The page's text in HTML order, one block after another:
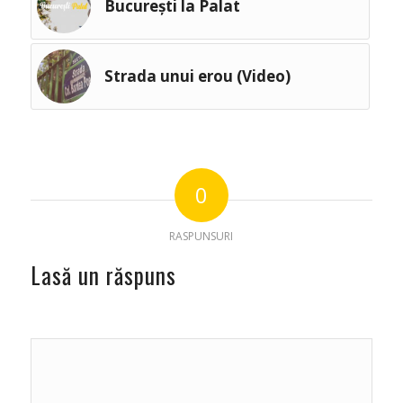
București la Palat
Strada unui erou (Video)
0
RASPUNSURI
Lasă un răspuns